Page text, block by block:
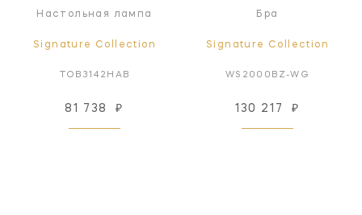
Настольная лампа
Signature Collection
TOB3142HAB
81 738 ₽
Бра
Signature Collection
WS2000BZ-WG
130 217 ₽